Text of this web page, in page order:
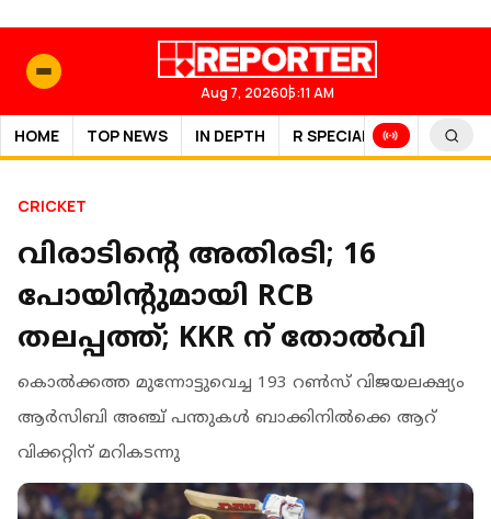
Aug 7, 202605:11 AM
HOME TOP NEWS IN DEPTH R SPECIAL SPORTS
CRICKET
വിരാടിന്റെ അതിരടി; 16
പോയിന്റുമായി RCB
തലപ്പത്ത്; KKR ന് തോൽവി
കൊൽക്കത്ത മുന്നോട്ടുവെച്ച 193 റൺസ് വിജയലക്ഷ്യം
ആർസിബി അഞ്ച് പന്തുകൾ ബാക്കിനിൽക്കെ ആറ്
വിക്കറ്റിന് മറികടന്നു